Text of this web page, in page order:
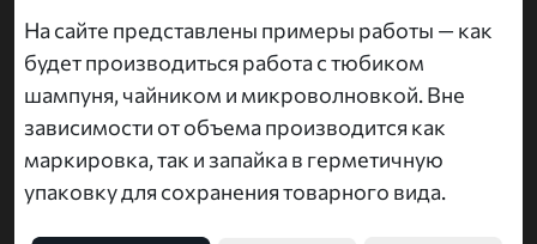
На сайте представлены примеры работы — как
будет производиться работа с тюбиком
шампуня, чайником и микроволновкой. Вне
зависимости от объема производится как
маркировка, так и запайка в герметичную
упаковку для сохранения товарного вида.